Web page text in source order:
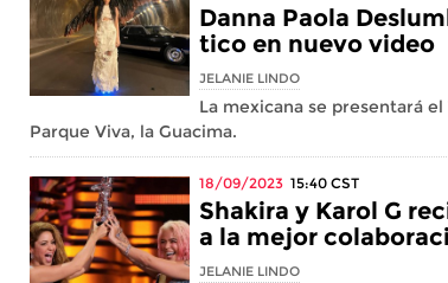
Danna Paola
tico en nuevo video
JELANIE LINDO
La mexicana se presentará
Parque Viva, la Guacima.
18/09/2023 15:40 CST
Shakira y Karol G
a la mejor
JELANIE LINDO